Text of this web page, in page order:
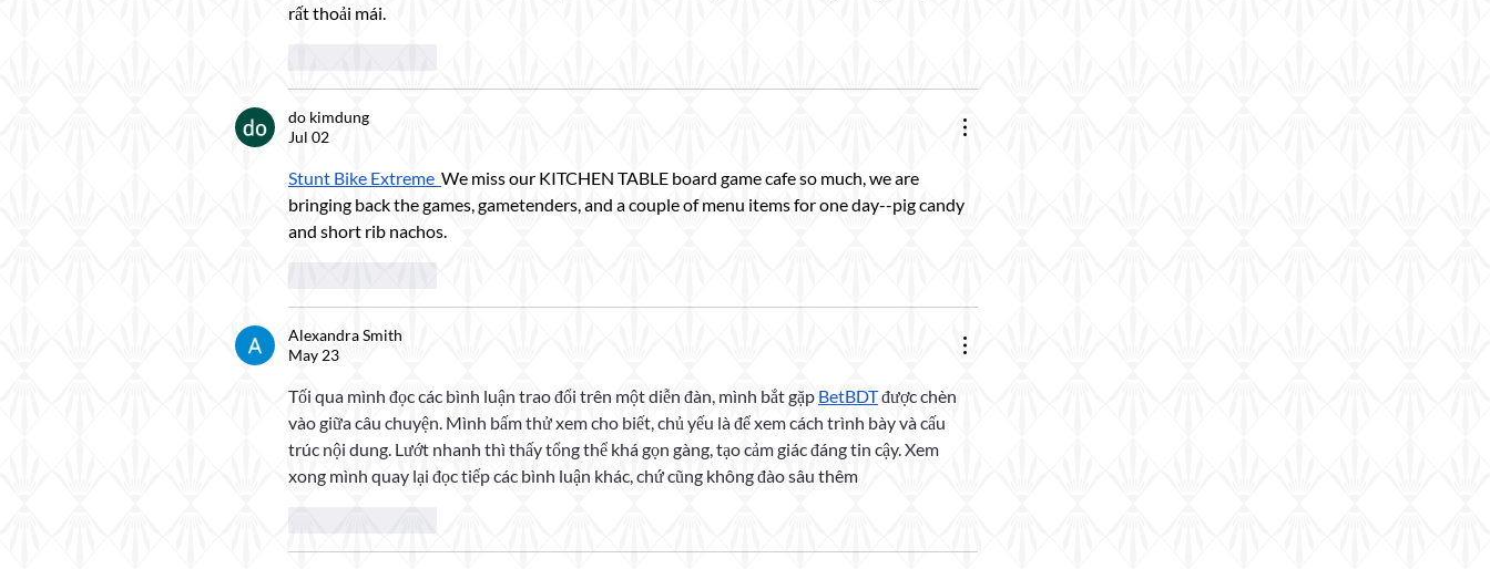
rất thoải mái.
do kimdung
Jul 02
Stunt Bike Extreme We miss our KITCHEN TABLE board game cafe so much, we are
bringing back the games, gametenders, and a couple of menu items for one day--pig candy
and short rib nachos.
Alexandra Smith
May 23
Tối qua mình đọc các bình luận trao đổi trên một diễn đàn, mình bắt gặp BetBDT được chèn
vào giữa câu chuyện. Mình bấm thử xem cho biết, chủ yếu là để xem cách trình bày và cấu
trúc nội dung. Lướt nhanh thì thấy tổng thể khá gọn gàng, tạo cảm giác đáng tin cậy. Xem
xong mình quay lại đọc tiếp các bình luận khác, chứ cũng không đào sâu thêm